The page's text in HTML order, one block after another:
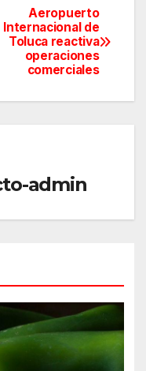
Aeropuerto
Internacional de
Toluca reactiva
operaciones
comerciales
admin